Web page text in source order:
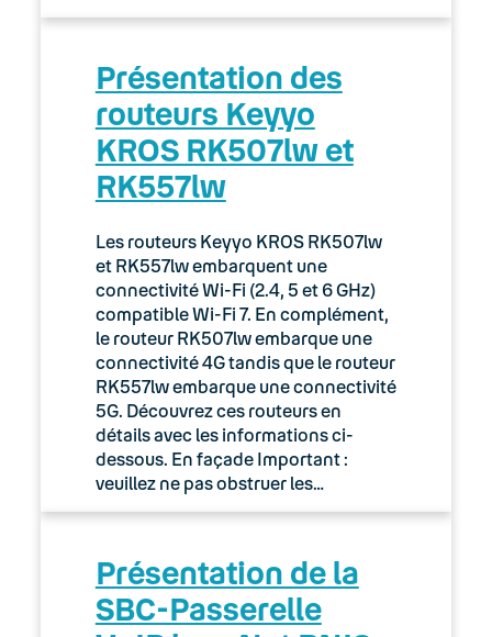
Présentation des
routeurs Keyyo
KROS RK507lw et
RK557lw
Les routeurs Keyyo KROS RK507lw
et RK557lw embarquent une
connectivité Wi-Fi (2.4, 5 et 6 GHz)
compatible Wi-Fi 7. En complément,
le routeur RK507lw embarque une
connectivité 4G tandis que le routeur
RK557lw embarque une connectivité
5G. Découvrez ces routeurs en
détails avec les informations ci-
dessous. En façade Important :
veuillez ne pas obstruer les…
Présentation de la
SBC-Passerelle